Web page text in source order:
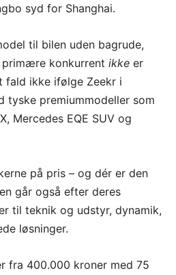
syd for Shanghai.
til bilen uden bagrude,
primære konkurrent ikke er
fald ikke ifølge Zeekr i
tyske premiummodeller som
Mercedes EQE SUV og
på pris – og dér er den
går også efter deres
til teknik og udstyr, dynamik,
løsninger.
fra 400.000 kroner med 75